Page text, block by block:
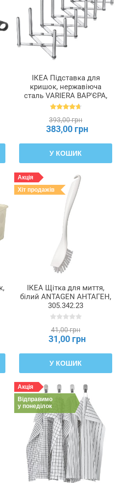
ІКЕА Підставка для
кришок, нержавіюча
сталь VARIERA ВАР'ЄРА,
701.548.00
393,00 грн
383,00 грн
У КОШИК
Акція
Хіт продажів
ІКЕА Щітка для миття,
білий ANTAGEN АНТАГЕН,
305.342.23
41,00 грн
31,00 грн
У КОШИК
Акція
Відправимо
у понеділок